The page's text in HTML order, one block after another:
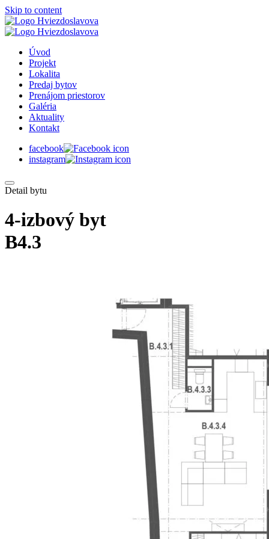
Skip to content
Úvod
Projekt
Lokalita
Predaj bytov
Prenájom priestorov
Galéria
Aktuality
Kontakt
facebook
instagram
Detail bytu
4-izbový byt
B4.3